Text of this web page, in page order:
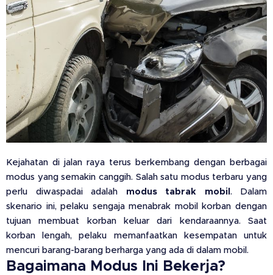
Kejahatan di jalan raya terus berkembang dengan berbagai
modus yang semakin canggih. Salah satu modus terbaru yang
perlu diwaspadai adalah modus tabrak mobil . Dalam
skenario ini, pelaku sengaja menabrak mobil korban dengan
tujuan membuat korban keluar dari kendaraannya. Saat
korban lengah, pelaku memanfaatkan kesempatan untuk
mencuri barang-barang berharga yang ada di dalam mobil.
Bagaimana Modus Ini Bekerja?